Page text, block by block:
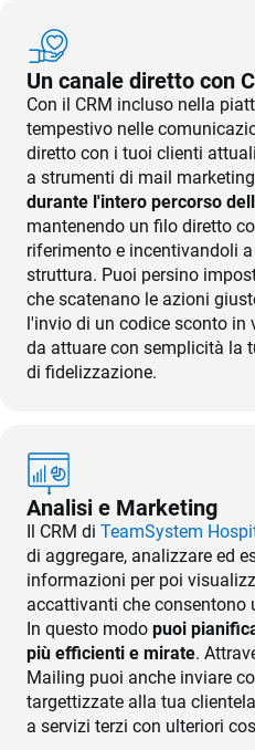
Un canale diretto con
Con il CRM incluso nella
tempestivo nelle
diretto con i tuoi clienti
a strumenti di mail marketing
durante l'intero percorso
mantenendo un filo diretto
riferimento e incentivandoli
struttura. Puoi persino
che scatenano le azioni
l'invio di un codice sconto in
da attuare con semplicità la
di fidelizzazione.
Analisi e Marketing
Il CRM di TeamSystem
di aggregare, analizzare ed
informazioni per poi
accattivanti che consentono
In questo modo puoi
più efficienti e mirate.
Mailing puoi anche inviare
targettizzate alla tua
a servizi terzi con ulteriori